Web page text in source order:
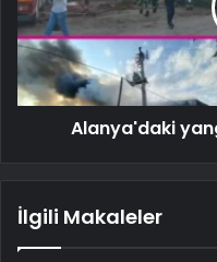
Alanya'daki
İlgili Makaleler